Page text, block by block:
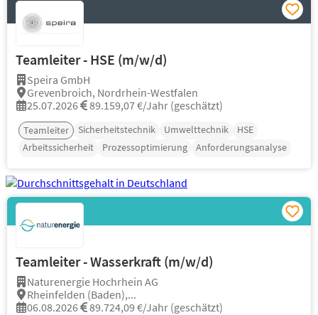
Teamleiter - HSE (m/w/d)
Speira GmbH
Grevenbroich, Nordrhein-Westfalen
25.07.2026
89.159,07 €/Jahr (geschätzt)
Teamleiter Sicherheitstechnik Umwelttechnik
HSE
Arbeitssicherheit
Prozessoptimierung Anforderungsanalyse
Teamleiter - Wasserkraft (m/w/d)
Naturenergie Hochrhein AG
Rheinfelden (Baden),...
06.08.2026
89.724,09 €/Jahr (geschätzt)